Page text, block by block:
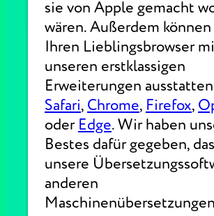
sie von Apple gemacht
wären. Außerdem können
Ihren Lieblingsbrowser
unseren erstklassigen
Erweiterungen
Safari, Chrome, Firefox,
oder Edge. Wir haben
Bestes dafür gegeben,
unsere
anderen